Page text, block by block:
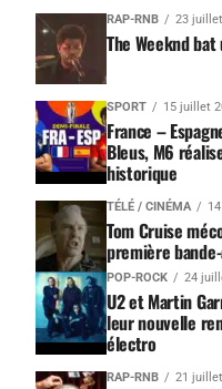
RAP-RNB 23
The Weeknd
SPORT 15 juillet
France –
Bleus, M6
historique
TÉLÉ / CINÉMA
Tom Cruise
première
POP-ROCK 24
U2 et Martin
leur nouvelle
électro
RAP-RNB 21